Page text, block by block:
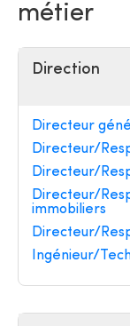
métier
Direction
Directeur
Directeur/
Directeur/
Directeur/
immobiliers
Directeur/
Ingénieur/